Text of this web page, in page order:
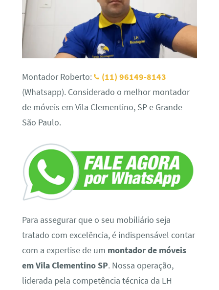
Montador Roberto:
(11) 96149-8143
(Whatsapp). Considerado o melhor montador
de móveis em Vila Clementino, SP e Grande
São Paulo.
Para assegurar que o seu mobiliário seja
tratado com excelência, é indispensável contar
com a expertise de um montador de móveis
em Vila Clementino SP. Nossa operação,
liderada pela competência técnica da LH